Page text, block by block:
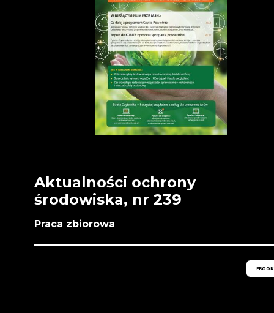
Aktualności ochrony
środowiska, nr 239
Praca zbiorowa
EBOOK